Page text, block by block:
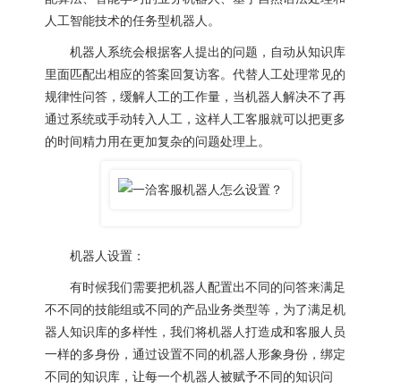
人工智能技术的任务型机器人。
机器人系统会根据客人提出的问题，自动从知识库
里面匹配出相应的答案回复访客。代替人工处理常见的
规律性问答，缓解人工的工作量，当机器人解决不了再
通过系统或手动转入人工，这样人工客服就可以把更多
的时间精力用在更加复杂的问题处理上。
机器人设置：
有时候我们需要把机器人配置出不同的问答来满足
不不同的技能组或不同的产品业务类型等，为了满足机
器人知识库的多样性，我们将机器人打造成和客服人员
一样的多身份，通过设置不同的机器人形象身份，绑定
不同的知识库，让每一个机器人被赋予不同的知识问